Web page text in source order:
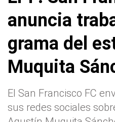
anuncia
grama del
Muquita
El San Francisco FC
sus redes sociales